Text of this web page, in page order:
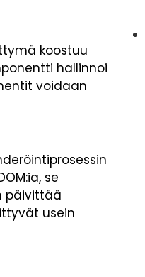
koostuu
hallinnoi
voidaan
se
päivittää
usein